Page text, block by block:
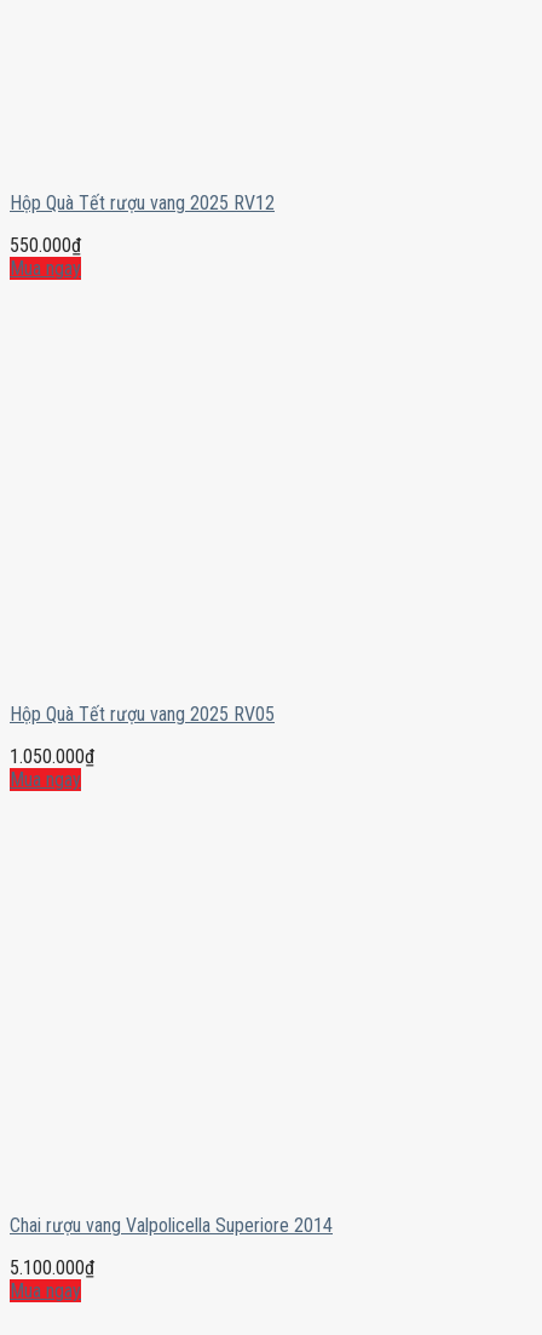
Hộp Quà Tết rượu vang 2025 RV12
550.000₫
Mua ngay
Hộp Quà Tết rượu vang 2025 RV05
1.050.000₫
Mua ngay
Chai rượu vang Valpolicella Superiore 2014
5.100.000₫
Mua ngay